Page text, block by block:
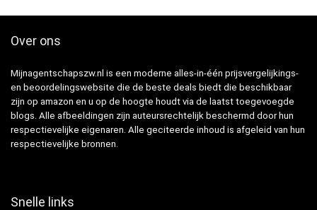
Over ons
Mijnagentschapszw.nl is een moderne alles-in-één prijsvergelijkings-
en beoordelingswebsite die de beste deals biedt die beschikbaar
zijn op amazon en u op de hoogte houdt via de laatst toegevoegde
blogs. Alle afbeeldingen zijn auteursrechtelijk beschermd door hun
respectievelijke eigenaren. Alle geciteerde inhoud is afgeleid van hun
respectievelijke bronnen.
Snelle links